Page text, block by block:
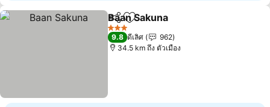
แชร์ เพิ่มในรายการโปรด
Baan Sakuna
3 ดาว
9.8 ดีเลิศ
962
34.5 km ถึง ตัวเมือง